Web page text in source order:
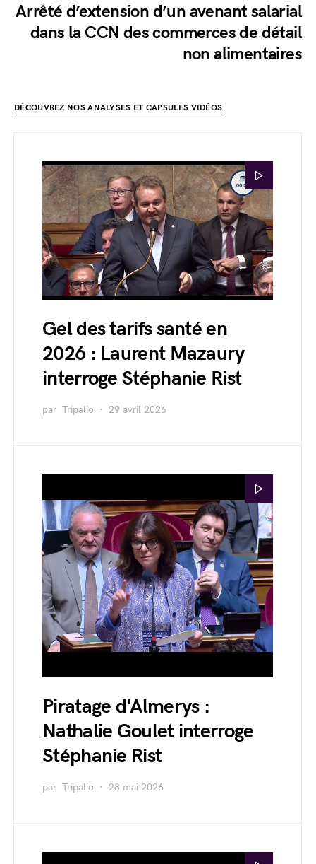
Arrêté d’extension d’un avenant salarial
dans la CCN des commerces de détail
non alimentaires
DÉCOUVREZ NOS ANALYSES ET CAPSULES VIDÉOS
Gel des tarifs santé en
2026 : Laurent Mazaury
interroge Stéphanie Rist
par Tripalio 29 avril 2026
Piratage d'Almerys :
Nathalie Goulet interroge
Stéphanie Rist
par Tripalio 28 mai 2026